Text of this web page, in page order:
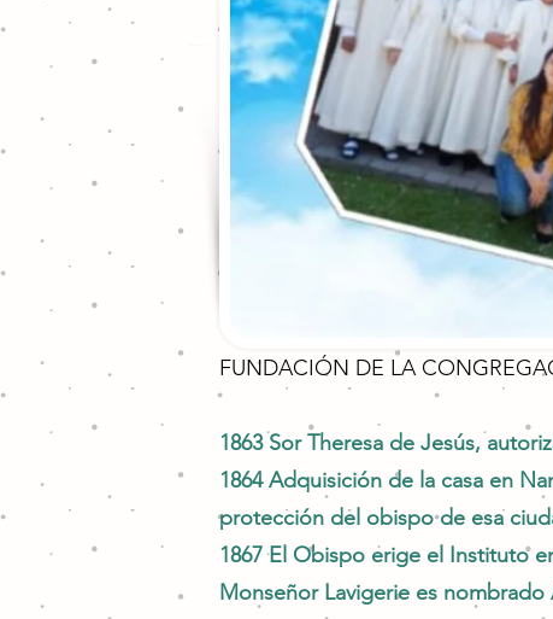
FUNDACIÓN DE LA
1863 Sor Theresa de Jesús,
1864 Adquisición de la casa en
protección del obispo de esa
1867 El Obispo erige el Instituto
Monseñor Lavigerie es